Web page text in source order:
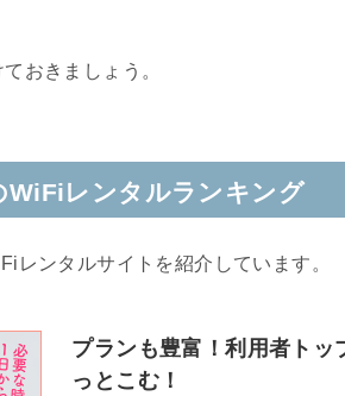
おきましょう。
WiFiレンタルランキング
レンタルサイトを紹介しています。
プランも豊富！利用者ト
っとこむ！